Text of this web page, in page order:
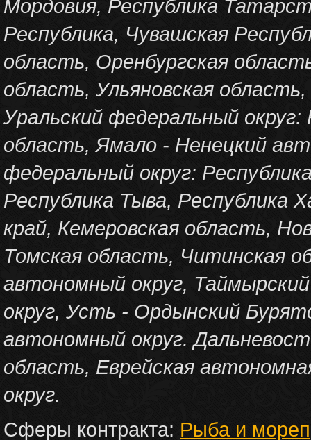
Мордовия, Республика
Республика, Чувашская
область, Оренбургская
область, Ульяновская
Уральский федеральный
область, Ямало - Ненецкий
федеральный округ:
Республика Тыва, Республика
край, Кемеровская область,
Томская область, Читинская
автономный округ,
округ, Усть - Ордынский
автономный округ.
область, Еврейская
округ.
Сферы контракта: Рыба и